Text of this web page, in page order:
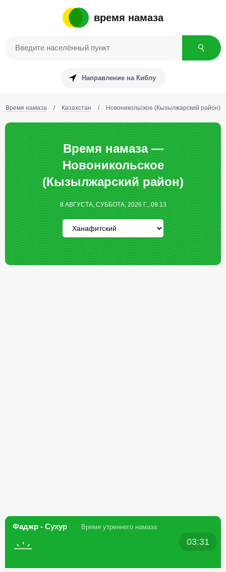
время намаза
Направление на Киблу
Время намаза / Казахстан / Новоникольское (Кызылжарский район)
Время намаза —
Новоникольское
(Кызылжарский район)
8 АВГУСТА, СУББОТА, 2026 Г., 09:13
Фаджр - Сухур Время утреннего намаза
03:31